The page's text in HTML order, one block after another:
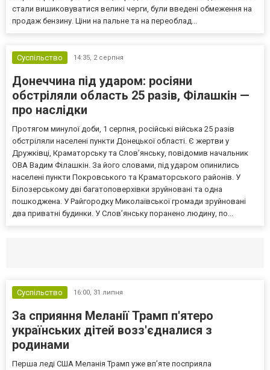
стали вишиковуватися великі черги, були введені обмеження на
продаж бензину. Ціни на пальне та на переоблад...
Суспільство 14:35, 2 серпня
Донеччина під ударом: росіяни
обстріляли область 25 разів, Філашкін —
про наслідки
Протягом минулої доби, 1 серпня, російські війська 25 разів
обстріляли населені пункти Донецької області. Є жертви у
Дружківці, Краматорську та Слов’янську, повідомив начальник
ОВА Вадим Філашкін. За його словами, під ударом опинились
населені пункти Покровського та Краматорського районів. У
Білозерському дві багатоповерхівки зруйновані та одна
пошкоджена. У Райгородку Миколаївської громади зруйновані
два приватні будинки. У Слов’янську поранено людину, по...
Суспільство 16:00, 31 липня
За сприяння Меланії Трамп п'ятеро
українських дітей возз'єдналися з
родинами
Перша леді США Меланія Трамп уже впʼяте посприяла